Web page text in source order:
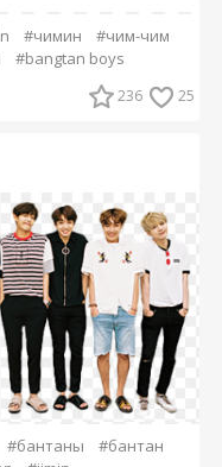
#чимин
#чим-чим
#bangtan boys
236 25
#бантаны
#бантан